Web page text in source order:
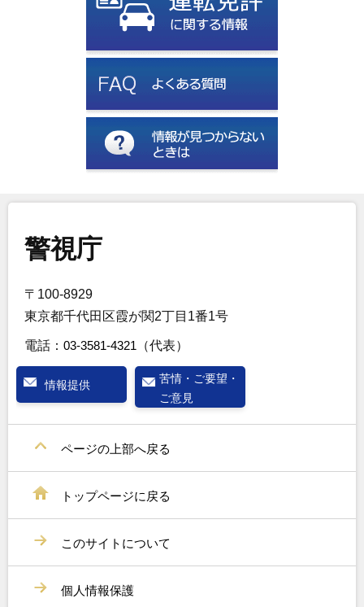
警視庁
〒100-8929
東京都千代田区霞が関2丁目1番1号
電話： 03-3581-4321 （代表）
情報提供
苦情・ご要望・
ご意見
ページの上部へ戻る
トップページに戻る
このサイトについて
個人情報保護